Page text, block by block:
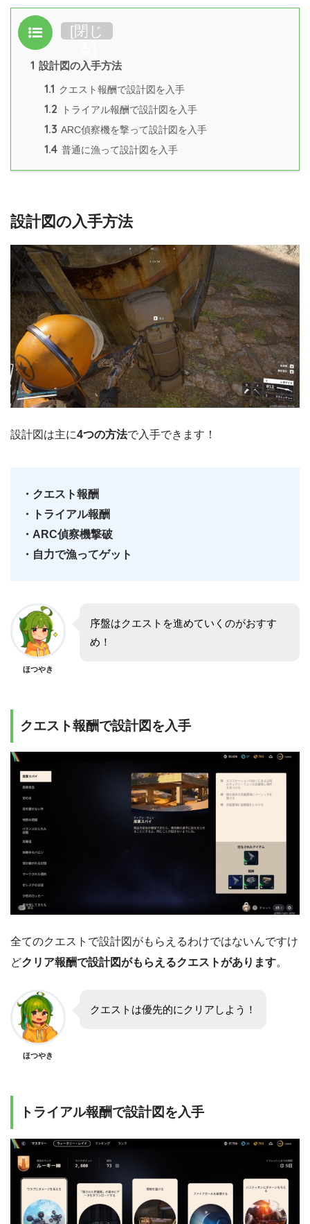
目次 [閉じ
1 設計図の入手方法
1.1 クエスト報酬で設計図を入手
1.2 トライアル報酬で設計図を入手
1.3 ARC偵察機を撃って設計図を入手
1.4 普通に漁って設計図を入手
設計図の入手方法
設計図は主に4つの方法で入手できます！
・クエスト報酬
・トライアル報酬
・ARC偵察機撃破
・自力で漁ってゲット
ほつやき
序盤はクエストを進めていくのがおすす
め！
クエスト報酬で設計図を入手
全てのクエストで設計図がもらえるわけではないんですけ
どクリア報酬で設計図がもらえるクエストがあります。
ほつやき
クエストは優先的にクリアしよう！
トライアル報酬で設計図を入手